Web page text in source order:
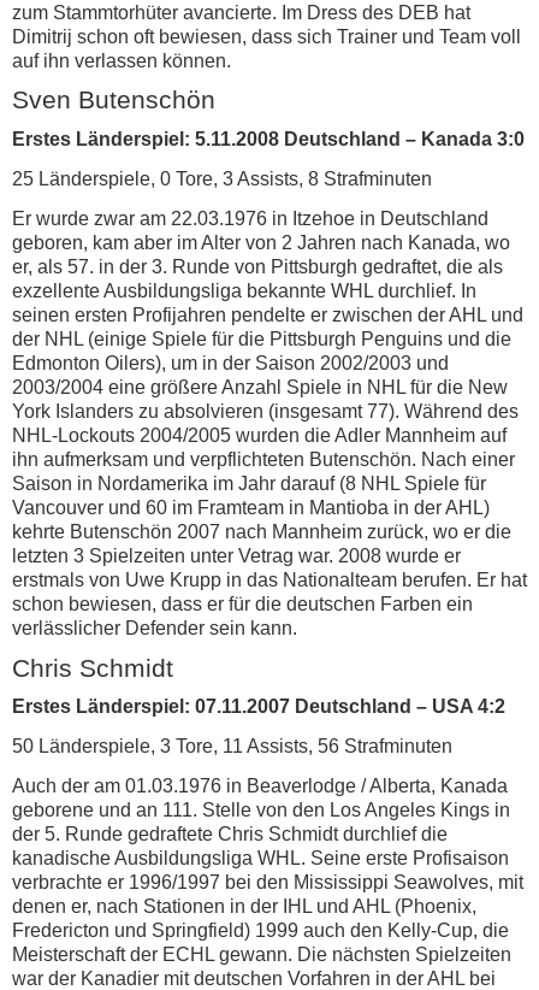
zum Stammtorhüter avancierte. Im Dress des DEB hat
Dimitrij schon oft bewiesen, dass sich Trainer und Team voll
auf ihn verlassen können.
Sven Butenschön
Erstes Länderspiel: 5.11.2008 Deutschland – Kanada 3:0
25 Länderspiele, 0 Tore, 3 Assists, 8 Strafminuten
Er wurde zwar am 22.03.1976 in Itzehoe in Deutschland
geboren, kam aber im Alter von 2 Jahren nach Kanada, wo
er, als 57. in der 3. Runde von Pittsburgh gedraftet, die als
exzellente Ausbildungsliga bekannte WHL durchlief. In
seinen ersten Profijahren pendelte er zwischen der AHL und
der NHL (einige Spiele für die Pittsburgh Penguins und die
Edmonton Oilers), um in der Saison 2002/2003 und
2003/2004 eine größere Anzahl Spiele in NHL für die New
York Islanders zu absolvieren (insgesamt 77). Während des
NHL-Lockouts 2004/2005 wurden die Adler Mannheim auf
ihn aufmerksam und verpflichteten Butenschön. Nach einer
Saison in Nordamerika im Jahr darauf (8 NHL Spiele für
Vancouver und 60 im Framteam in Mantioba in der AHL)
kehrte Butenschön 2007 nach Mannheim zurück, wo er die
letzten 3 Spielzeiten unter Vetrag war. 2008 wurde er
erstmals von Uwe Krupp in das Nationalteam berufen. Er hat
schon bewiesen, dass er für die deutschen Farben ein
verlässlicher Defender sein kann.
Chris Schmidt
Erstes Länderspiel: 07.11.2007 Deutschland – USA 4:2
50 Länderspiele, 3 Tore, 11 Assists, 56 Strafminuten
Auch der am 01.03.1976 in Beaverlodge / Alberta, Kanada
geborene und an 111. Stelle von den Los Angeles Kings in
der 5. Runde gedraftete Chris Schmidt durchlief die
kanadische Ausbildungsliga WHL. Seine erste Profisaison
verbrachte er 1996/1997 bei den Mississippi Seawolves, mit
denen er, nach Stationen in der IHL und AHL (Phoenix,
Fredericton und Springfield) 1999 auch den Kelly-Cup, die
Meisterschaft der ECHL gewann. Die nächsten Spielzeiten
war der Kanadier mit deutschen Vorfahren in der AHL bei